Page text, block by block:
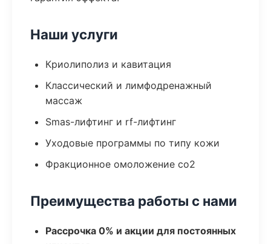
Наши услуги
Криолиполиз и кавитация
Классический и лимфодренажный
массаж
Smas-лифтинг и rf-лифтинг
Уходовые программы по типу кожи
Фракционное омоложение co2
Преимущества работы с нами
Рассрочка 0% и акции для постоянных